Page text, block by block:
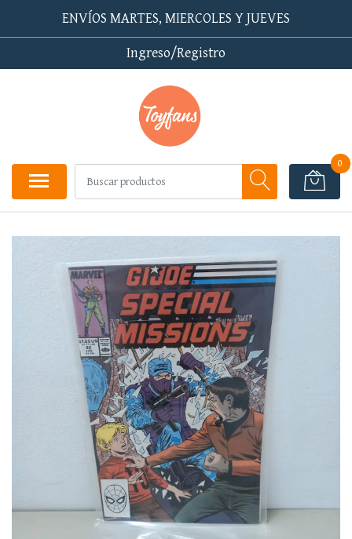
ENVÍOS MARTES, MIERCOLES Y JUEVES
Ingreso/Registro
0